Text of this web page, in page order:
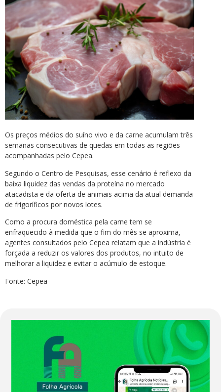
Os preços médios do suíno vivo e da carne acumulam três
semanas consecutivas de quedas em todas as regiões
acompanhadas pelo Cepea.
Segundo o Centro de Pesquisas, esse cenário é reflexo da
baixa liquidez das vendas da proteína no mercado
atacadista e da oferta de animais acima da atual demanda
de frigoríficos por novos lotes.
Como a procura doméstica pela carne tem se
enfraquecido à medida que o fim do mês se aproxima,
agentes consultados pelo Cepea relatam que a indústria é
forçada a reduzir os valores dos produtos, no intuito de
melhorar a liquidez e evitar o acúmulo de estoque.
Fonte: Cepea